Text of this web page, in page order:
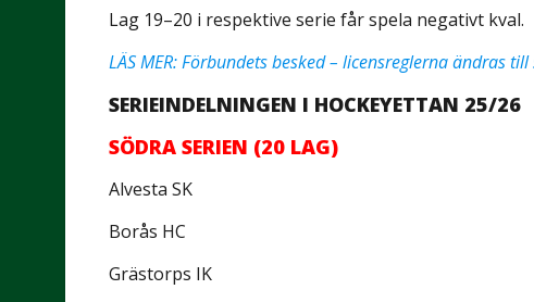
Lag 19–20 i respektive serie får spela negativt kval.
LÄS MER: Förbundets besked – licensreglerna ändras
SERIEINDELNINGEN I HOCKEYETTAN 25/26
SÖDRA SERIEN (20 LAG)
Alvesta SK
Borås HC
Grästorps IK